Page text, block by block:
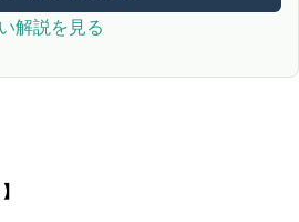
解説を見る